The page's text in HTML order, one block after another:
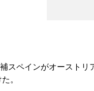
スペインがオースト
。